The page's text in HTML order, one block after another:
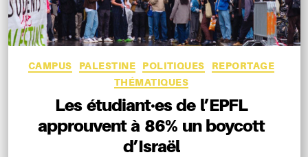
Catégories
CAMPUS PALESTINE POLITIQUES
REPORTAGE
THÉMATIQUES
Les étudiant·es de l’EPFL
approuvent à 86% un boycott
d’Israël